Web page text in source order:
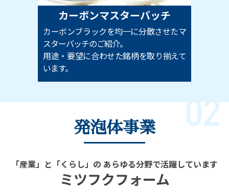
カーボンマスターバッチ
カーボンブラックを均一に分散させたマ
スターバッチのご紹介。
用途・要望に合わせた銘柄を取り揃えて
います。
発泡体事業
「産業」と「くらし」の あらゆる分野で活躍しています
ミツフクフォーム